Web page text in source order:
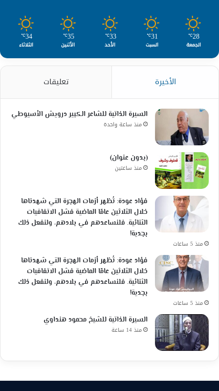
28
℃
الجمعة
31
℃
السبت
33
℃
الأحد
35
℃
الأثنين
34
℃
الثلاثاء
الأخيرة تعليقات
السيرة الذاتية للشاعر الكبير درويش الأسيوطي
منذ ساعة واحدة
(بدون عنوان)
منذ ساعتين
فؤاد عودة: تُظهر أزمات الهجرة التي شهدناها
خلال الثلاثين عامًا الماضية فشل الاتفاقيات
الثنائية. فلنساعدهم في بلادهم، ولنفعل ذلك
بجدية!
منذ 5 ساعات
فؤاد عودة: تُظهر أزمات الهجرة التي شهدناها
خلال الثلاثين عامًا الماضية فشل الاتفاقيات
الثنائية. فلنساعدهم في بلادهم، ولنفعل ذلك
بجدية!
منذ 5 ساعات
السيرة الذاتية للشيخ محمود هنداوي
منذ 14 ساعة